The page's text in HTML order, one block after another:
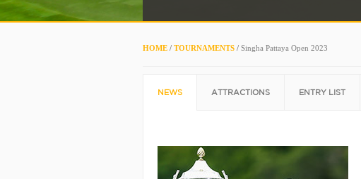
HOME / TOURNAMENTS / Singha Pattaya Open 2023
NEWS ATTRACTIONS ENTRY LIST